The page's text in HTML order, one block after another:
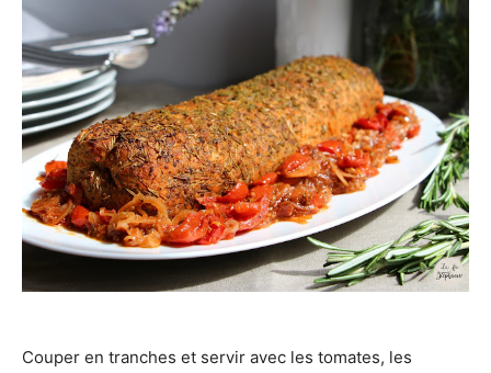
Couper en tranches et servir avec les tomates, les